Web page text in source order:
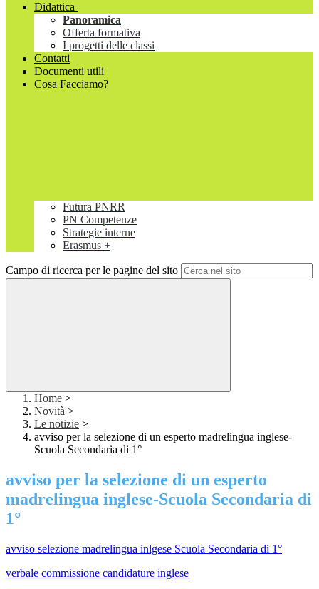
Didattica
Panoramica
Offerta formativa
I progetti delle classi
Contatti
Documenti utili
Cosa Facciamo?
Futura PNRR
PN Competenze
Strategie interne
Erasmus +
Campo di ricerca per le pagine del sito
Home >
Novità >
Le notizie >
avviso per la selezione di un esperto madrelingua inglese-
Scuola Secondaria di 1°
avviso per la selezione di un esperto
madrelingua inglese-Scuola Secondaria di
1°
avviso selezione madrelingua inlgese Scuola Secondaria di 1°
verbale commissione candidature inglese